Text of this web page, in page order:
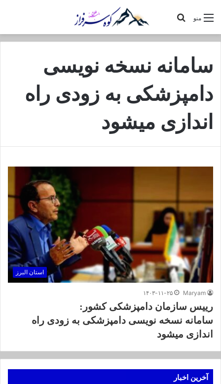
منو
سامانه نسخه نویسی
دامپزشکی به زودی راه
اندازی میشود
استان البرز
Maryam ۱۴۰۳-۱۱-۲۵
رییس سازمان دامپزشکی کشور:
سامانه نسخه نویسی دامپزشکی به زودی راه
اندازی میشود
آخرین اخبار